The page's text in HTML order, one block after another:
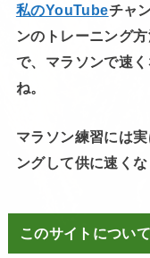
私のYouTubeチャ
ンのトレーニング
で、マラソンで速
ね。
マラソン練習には
ングして供に速くな
このサイトについて